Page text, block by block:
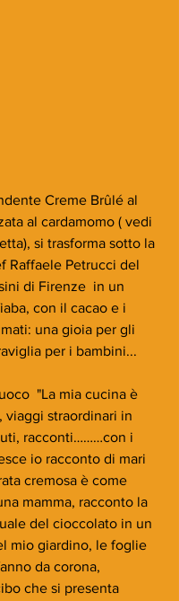
Creme Brûlé al
al cardamomo ( vedi
si trasforma sotto la
Raffaele Petrucci del
di Firenze  in un
con il cacao e i
una gioia per gli
per i bambini...
"La mia cucina è
viaggi straordinari in
racconti………con i
io racconto di mari
cremosa è come
mamma, racconto la
del cioccolato in un
mio giardino, le foglie
da corona,
che si presenta